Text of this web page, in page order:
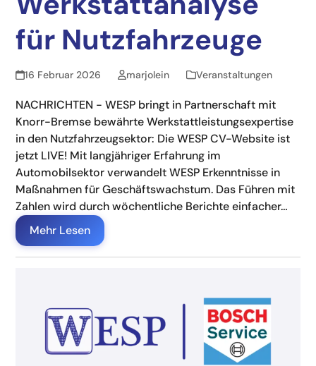
für Nutzfahrzeuge
16 Februar 2026 marjolein Veranstaltungen
NACHRICHTEN - WESP bringt in Partnerschaft mit
Knorr-Bremse bewährte Werkstattleistungsexpertise
in den Nutzfahrzeugsektor: Die WESP CV-Website ist
jetzt LIVE! Mit langjähriger Erfahrung im
Automobilsektor verwandelt WESP Erkenntnisse in
Maßnahmen für Geschäftswachstum. Das Führen mit
Zahlen wird durch wöchentliche Berichte einfacher…
Mehr Lesen